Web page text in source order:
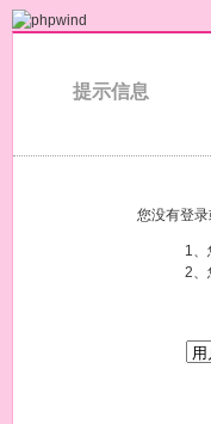
提示信息
您没有登
1、
2、